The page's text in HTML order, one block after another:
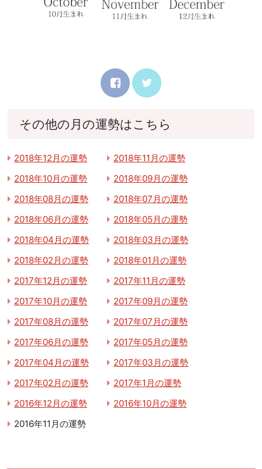
その他の月の運勢はこちら
2018年12月の運勢
2018年11月の運勢
2018年10月の運勢
2018年09月の運勢
2018年08月の運勢
2018年07月の運勢
2018年06月の運勢
2018年05月の運勢
2018年04月の運勢
2018年03月の運勢
2018年02月の運勢
2018年01月の運勢
2017年12月の運勢
2017年11月の運勢
2017年10月の運勢
2017年09月の運勢
2017年08月の運勢
2017年07月の運勢
2017年06月の運勢
2017年05月の運勢
2017年04月の運勢
2017年03月の運勢
2017年02月の運勢
2017年1月の運勢
2016年12月の運勢
2016年10月の運勢
2016年11月の運勢